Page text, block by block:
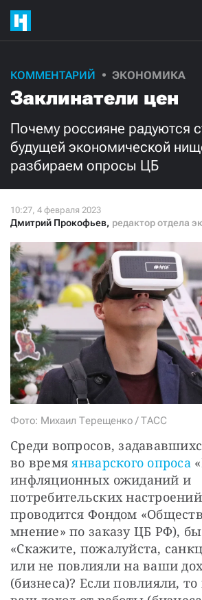
КОММЕНТАРИЙ ЭКОНОМИКА
Заклинатели цен
Почему россияне радуются
будущей экономической
разбираем опросы ЦБ
Дмитрий Прокофьев, редактор отдела
Фото: Михаил Терещенко / ТАСС
Среди вопросов,
во время январского опроса
инфляционных ожиданий и
потребительских
проводится Фондом
мнение» по заказу ЦБ РФ),
«Скажите, пожалуйста,
или не повлияли на ваши
(бизнеса)? Если повлияли,
нашу
Ежемесячно
3000
Нажимая кнопку «Стать соучастником»,
я принимаю условия и подтверждаю свое
СТАТЬ
ПОДЕЛИТЬСЯ С
Если у вас есть вопросы, пишите
звоните:
+7 (929) 612-03-68